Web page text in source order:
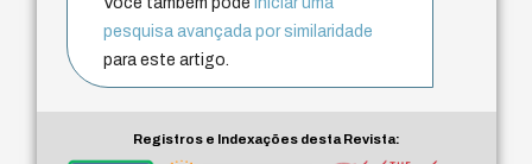
pesquisa avançada por similaridade
para este artigo.
Registros e Indexações desta Revista: